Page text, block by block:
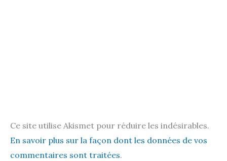
Ce site utilise Akismet pour réduire les indésirables.
En savoir plus sur la façon dont les données de vos
commentaires sont traitées.